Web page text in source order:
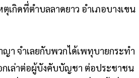
เกิดที่ตำบลลาดยาว อำเภอบางเขน
า จำเลยกับพวกได้เพทุบายกระทำ
กเล่าต่อผู้บังคับบัญชา ต่อประชาชน